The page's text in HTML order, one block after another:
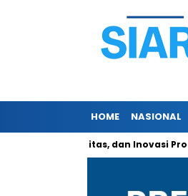
HOME NASIONAL
Kualitas, dan Inovasi Produk di